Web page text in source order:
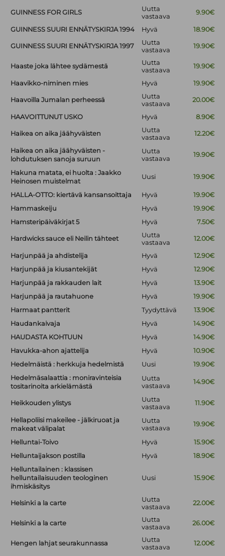
GUINNESS FOR GIRLS
Uutta
vastaava
9.90€
GUINNESS SUURI ENNÄTYSKIRJA 1994 Hyvä 18.90€
GUINNESS SUURI ENNÄTYSKIRJA 1997
Uutta
vastaava
19.90€
Haaste joka lähtee sydämestä
Uutta
vastaava
19.90€
Haavikko-niminen mies Hyvä 19.90€
Haavoilla Jumalan perheessä
Uutta
vastaava
20.00€
HAAVOITTUNUT USKO Hyvä 8.90€
Haikea on aika jäähyväisten
Uutta
vastaava
12.20€
Haikea on aika jäähyväisten -
lohdutuksen sanoja suruun
Uutta
vastaava
19.90€
Hakuna matata, ei huolta : Jaakko
Heinosen muistelmat
Uusi 19.90€
HALLA-OTTO: kiertävä kansansoittaja Hyvä
19.90€
Hammaskeiju
Hyvä
19.90€
Hamsteripäiväkirjat 5
Hyvä 7.50€
Hardwicks sauce eli Neilin tähteet
Uutta
vastaava
12.00€
Harjunpää ja ahdistelija Hyvä
12.90€
Harjunpää ja kiusantekijät
Hyvä
12.90€
Harjunpää ja rakkauden lait
Hyvä
13.90€
Harjunpää ja rautahuone
Hyvä
19.90€
Harmaat pantterit
Tyydyttävä
13.90€
Haudankaivaja
Hyvä
14.90€
HAUDASTA KOHTUUN
Hyvä
14.90€
Havukka-ahon ajattelija
Hyvä
10.90€
Hedelmäistä : herkkuja hedelmistä
Uusi
19.90€
Hedelmäsalaattia : moniravinteisia
tositarinoita arkielämästä
Uutta
vastaava
14.90€
Heikkouden ylistys
Uutta
vastaava
11.90€
Hellapoliisi makeilee - jälkiruoat ja
makeat välipalat
Uutta
vastaava
19.90€
Helluntai-Toivo Hyvä
15.90€
Helluntaijakson postilla
Hyvä
18.90€
Helluntailainen : klassisen
helluntailaisuuden teologinen
ihmiskäsitys
Uusi 15.90€
Helsinki a la carte
Uutta
vastaava
22.00€
Helsinki a la carte
Uutta
vastaava
26.00€
Hengen lahjat seurakunnassa
Uutta
vastaava
12.00€